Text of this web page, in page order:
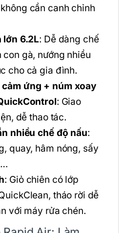
cần canh chỉnh
lớn 6.2L: Dễ dàng chế
con gà, nướng nhiều
cho cả gia đình.
ứng + núm xoay
: Giao
dễ thao tác.
nhiều chế độ nấu:
quay, hâm nóng, sấy
: Giỏ chiên có lớp
tháo rời dễ
với máy rửa chén.